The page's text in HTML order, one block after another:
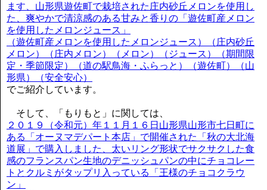
ます、山形県遊佐町で栽培された庄内砂丘メロンを使用し
た、爽やかで清涼感のある甘みと香りの「遊佐町産メロン
を使用したメロンジュース」
（遊佐町産メロンを使用したメロンジュース）（庄内砂丘
メロン）（庄内メロン）（メロン）（ジュース）（期間限
定・季節限定）（道の駅鳥海・ふらっと）（遊佐町）（山
形県）（安全安心）
でご紹介しています。
そして、「もりもと」に関しては、
２０１９（令和元）年１１月１６日山形県山形市七日町に
ある「オーヌマデパート本店」で開催された「秋の大北海
道展」で購入しました、太いリング形状でサクサクした食
感のフランスパン生地のデニッシュパンの中にチョコレー
トとクルミがタップリ入っている「王様のチョコクラウ
ン」